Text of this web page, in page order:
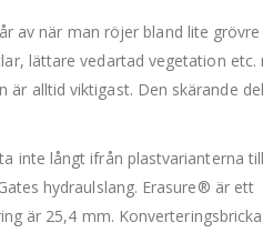
av när man röjer bland lite grövre
lättare vedartad vegetation etc.
är alltid viktigast. Den skärande
inte långt ifrån plastvarianterna till
hydraulslang. Erasure® är ett
är 25,4 mm.